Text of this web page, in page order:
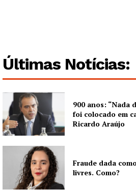
Últimas Notícias:
900 anos: “Nada
foi colocado em
Ricardo Araújo
Fraude dada
livres. Como?